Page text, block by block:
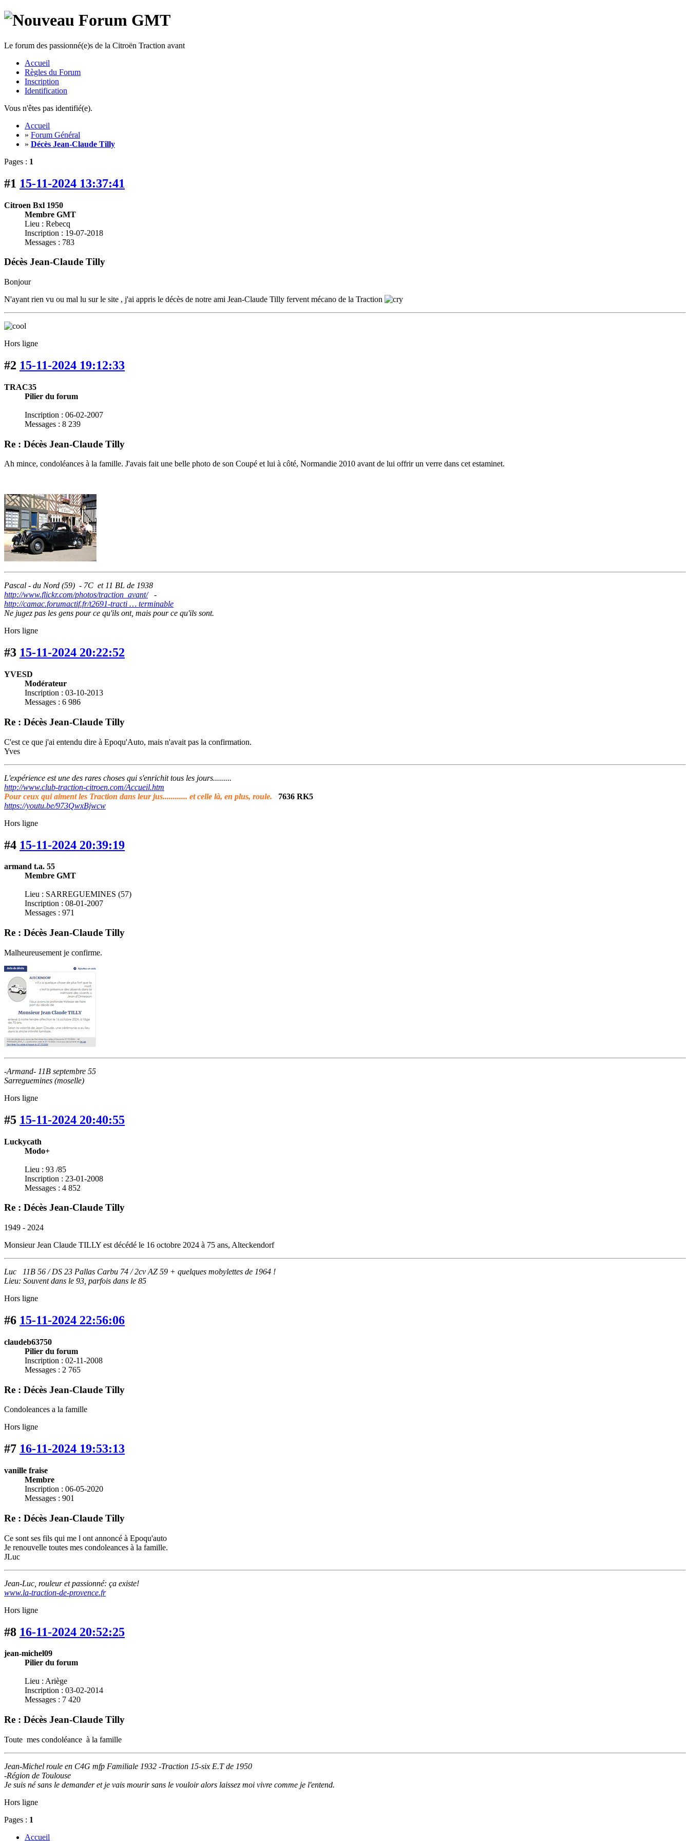
Le forum des passionné(e)s de la Citroën Traction avant
Accueil
Règles du Forum
Inscription
Identification
Vous n'êtes pas identifié(e).
Accueil
» Forum Général
» Décès Jean-Claude Tilly
Pages : 1
#1 15-11-2024 13:37:41
Citroen Bxl 1950
Membre GMT
Lieu : Rebecq
Inscription : 19-07-2018
Messages : 783
Décès Jean-Claude Tilly
Bonjour
N'ayant rien vu ou mal lu sur le site , j'ai appris le décès de notre ami Jean-Claude Tilly fervent mécano de la Traction
Hors ligne
#2 15-11-2024 19:12:33
TRAC35
Pilier du forum
Inscription : 06-02-2007
Messages : 8 239
Re : Décès Jean-Claude Tilly
Ah mince, condoléances à la famille. J'avais fait une belle photo de son Coupé et lui à côté, Normandie 2010 avant de lui offrir un verre dans cet estaminet.
Pascal - du Nord (59) - 7C et 11 BL de 1938
http://www.flickr.com/photos/traction_avant/-
http://camac.forumactif.fr/t2691-tracti … terminable
Ne jugez pas les gens pour ce qu'ils ont, mais pour ce qu'ils sont.
Hors ligne
#3 15-11-2024 20:22:52
YVESD
Modérateur
Inscription : 03-10-2013
Messages : 6 986
Re : Décès Jean-Claude Tilly
C'est ce que j'ai entendu dire à Epoqu'Auto, mais n'avait pas la confirmation.
Yves
L'expérience est une des rares choses qui s'enrichit tous les jours.........
http://www.club-traction-citroen.com/Accueil.htm
Pour ceux qui aiment les Traction dans leur jus............ et celle là, en plus, roule.
7636 RK5
https://youtu.be/973QwxBjwcw
Hors ligne
#4 15-11-2024 20:39:19
armand t.a. 55
Membre GMT
Lieu : SARREGUEMINES (57)
Inscription : 08-01-2007
Messages : 971
Re : Décès Jean-Claude Tilly
Malheureusement je confirme.
-Armand- 11B septembre 55
Sarreguemines (moselle)
Hors ligne
#5 15-11-2024 20:40:55
Luckycath
Modo+
Lieu : 93 /85
Inscription : 23-01-2008
Messages : 4 852
Re : Décès Jean-Claude Tilly
1949 - 2024
Monsieur Jean Claude TILLY est décédé le 16 octobre 2024 à 75 ans, Alteckendorf
Luc 11B 56 / DS 23 Pallas Carbu 74 / 2cv AZ 59 + quelques mobylettes de 1964 !
Lieu: Souvent dans le 93, parfois dans le 85
Hors ligne
#6 15-11-2024 22:56:06
claudeb63750
Pilier du forum
Inscription : 02-11-2008
Messages : 2 765
Re : Décès Jean-Claude Tilly
Condoleances a la famille
Hors ligne
#7 16-11-2024 19:53:13
vanille fraise
Membre
Inscription : 06-05-2020
Messages : 901
Re : Décès Jean-Claude Tilly
Ce sont ses fils qui me l ont annoncé à Epoqu'auto
Je renouvelle toutes mes condoleances à la famille.
JLuc
Jean-Luc, rouleur et passionné: ça existe!
www.la-traction-de-provence.fr
Hors ligne
#8 16-11-2024 20:52:25
jean-michel09
Pilier du forum
Lieu : Ariège
Inscription : 03-02-2014
Messages : 7 420
Re : Décès Jean-Claude Tilly
Toute mes condoléance à la famille
Jean-Michel roule en C4G mfp Familiale 1932 -Traction 15-six E.T de 1950
-Région de Toulouse
Je suis né sans le demander et je vais mourir sans le vouloir alors laissez moi vivre comme je l'entend.
Hors ligne
Pages : 1
Accueil